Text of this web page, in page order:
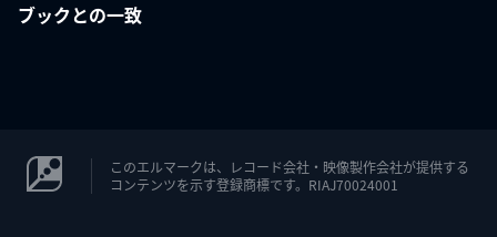
ブックとの一致
このエルマークは、レコード会社・映像製作会社が提供する
コンテンツを示す登録商標です。RIAJ70024001